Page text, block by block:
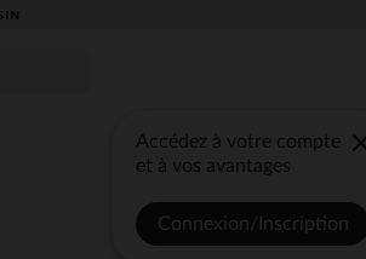
Accédez à votre compte
et à vos avantages
Connexion/Inscription